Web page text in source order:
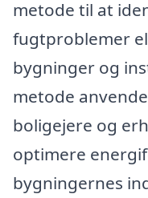
metode til at
fugtproblemer
bygninger og
metode
boligejere og
optimere
bygningernes